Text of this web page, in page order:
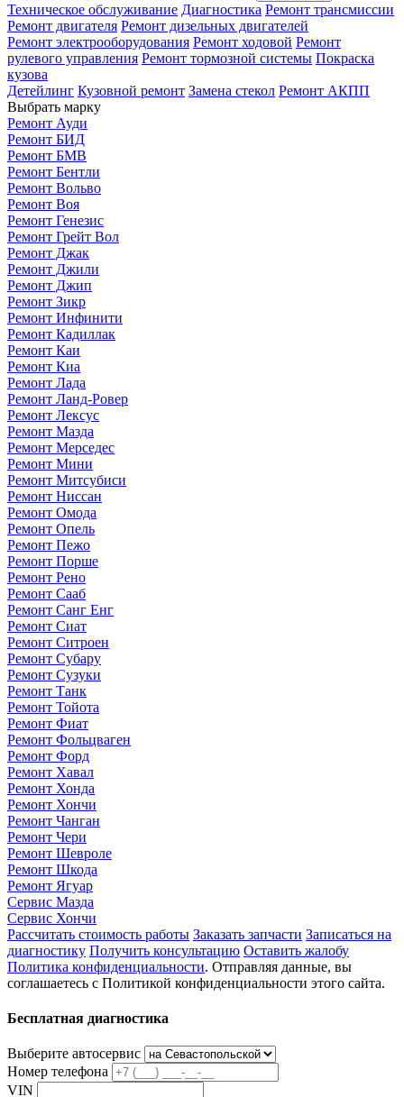
Техническое обслуживание Диагностика Ремонт трансмиссии
Ремонт двигателя Ремонт дизельных двигателей
Ремонт электрооборудования Ремонт ходовой Ремонт
рулевого управления Ремонт тормозной системы Покраска
кузова
Детейлинг Кузовной ремонт Замена стекол Ремонт АКПП
Выбрать марку
Ремонт Ауди
Ремонт БИД
Ремонт БМВ
Ремонт Бентли
Ремонт Вольво
Ремонт Воя
Ремонт Генезис
Ремонт Грейт Вол
Ремонт Джак
Ремонт Джили
Ремонт Джип
Ремонт Зикр
Ремонт Инфинити
Ремонт Кадиллак
Ремонт Каи
Ремонт Киа
Ремонт Лада
Ремонт Ланд-Ровер
Ремонт Лексус
Ремонт Мазда
Ремонт Мерседес
Ремонт Мини
Ремонт Митсубиси
Ремонт Ниссан
Ремонт Омода
Ремонт Опель
Ремонт Пежо
Ремонт Порше
Ремонт Рено
Ремонт Сааб
Ремонт Санг Енг
Ремонт Сиат
Ремонт Ситроен
Ремонт Субару
Ремонт Сузуки
Ремонт Танк
Ремонт Тойота
Ремонт Фиат
Ремонт Фольцваген
Ремонт Форд
Ремонт Хавал
Ремонт Хонда
Ремонт Хончи
Ремонт Чанган
Ремонт Чери
Ремонт Шевроле
Ремонт Шкода
Ремонт Ягуар
Сервис Мазда
Сервис Хончи
Рассчитать стоимость работы Заказать запчасти Записаться на
диагностику Получить консультацию Оставить жалобу
Политика конфиденциальности. Отправляя данные, вы
соглашаетесь с Политикой конфиденциальности этого сайта.
Бесплатная диагностика
Выберите автосервис
Номер телефона
VIN